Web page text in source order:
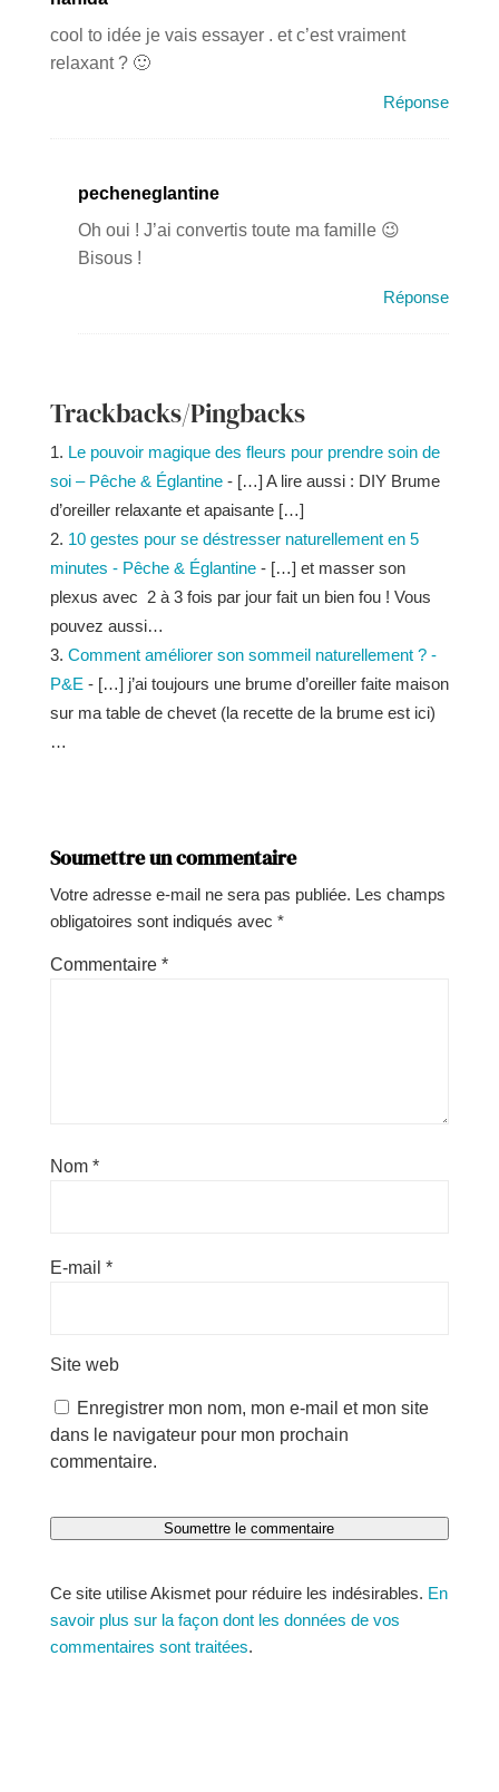
cool to idée je vais essayer . et c’est vraiment
relaxant ? 🙂
Réponse
pecheneglantine
Oh oui ! J’ai convertis toute ma famille 😉
Bisous !
Réponse
Trackbacks/Pingbacks
Le pouvoir magique des fleurs pour prendre soin de
soi – Pêche & Églantine- […] A lire aussi : DIY Brume
d’oreiller relaxante et apaisante […]
10 gestes pour se déstresser naturellement en 5
minutes - Pêche & Églantine- […] et masser son
plexus avec 2 à 3 fois par jour fait un bien fou ! Vous
pouvez aussi…
Comment améliorer son sommeil naturellement ? -
P&E - […] j’ai toujours une brume d’oreiller faite maison
sur ma table de chevet (la recette de la brume est ici)
…
Soumettre un commentaire
Votre adresse e-mail ne sera pas publiée. Les champs
obligatoires sont indiqués avec *
Commentaire *
Nom *
E-mail *
Site web
Enregistrer mon nom, mon e-mail et mon site
dans le navigateur pour mon prochain
commentaire.
Soumettre le commentaire
Ce site utilise Akismet pour réduire les indésirables. En
savoir plus sur la façon dont les données de vos
commentaires sont traitées.